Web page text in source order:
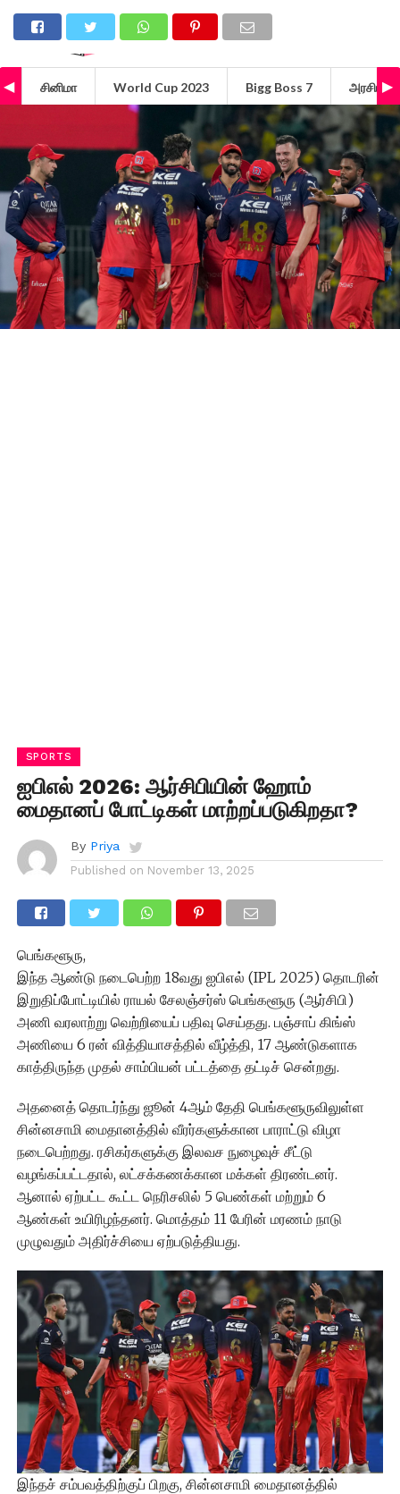
சினிமா World Cup 2023 Bigg Boss 7 அரசியல்
SPORTS
ஐபிஎல் 2026: ஆர்சிபியின் ஹோம்
மைதானப் போட்டிகள் மாற்றப்படுகிறதா?
By Priya
Published on November 13, 2025
பெங்களூரு,
இந்த ஆண்டு நடைபெற்ற 18வது ஐபிஎல் (IPL 2025) தொடரின்
இறுதிப்போட்டியில் ராயல் சேலஞ்சர்ஸ் பெங்களூரு (ஆர்சிபி)
அணி வரலாற்று வெற்றியைப் பதிவு செய்தது. பஞ்சாப் கிங்ஸ்
அணியை 6 ரன் வித்தியாசத்தில் வீழ்த்தி, 17 ஆண்டுகளாக
காத்திருந்த முதல் சாம்பியன் பட்டத்தை தட்டிச் சென்றது.
அதனைத் தொடர்ந்து ஜூன் 4ஆம் தேதி பெங்களூருவிலுள்ள
சின்னசாமி மைதானத்தில் வீரர்களுக்கான பாராட்டு விழா
நடைபெற்றது. ரசிகர்களுக்கு இலவச நுழைவுச் சீட்டு
வழங்கப்பட்டதால், லட்சக்கணக்கான மக்கள் திரண்டனர்.
ஆனால் ஏற்பட்ட கூட்ட நெரிசலில் 5 பெண்கள் மற்றும் 6
ஆண்கள் உயிரிழந்தனர். மொத்தம் 11 பேரின் மரணம் நாடு
முழுவதும் அதிர்ச்சியை ஏற்படுத்தியது.
இந்தச் சம்பவத்திற்குப் பிறகு, சின்னசாமி மைதானத்தில்